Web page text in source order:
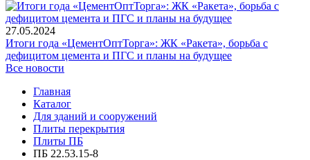
27.05.2024
Итоги года «ЦементОптТорга»: ЖК «Ракета», борьба с
дефицитом цемента и ПГС и планы на будущее
Все новости
Главная
Каталог
Для зданий и сооружений
Плиты перекрытия
Плиты ПБ
ПБ 22.53.15-8